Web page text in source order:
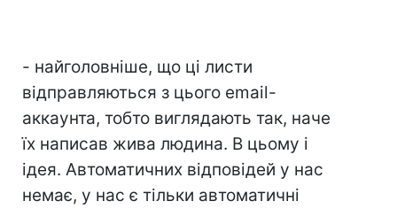
- найголовніше, що ці листи
відправляються з цього email-
аккаунта, тобто виглядають так, наче
їх написав жива людина. В цьому і
ідея. Автоматичних відповідей у нас
немає, у нас є тільки автоматичні